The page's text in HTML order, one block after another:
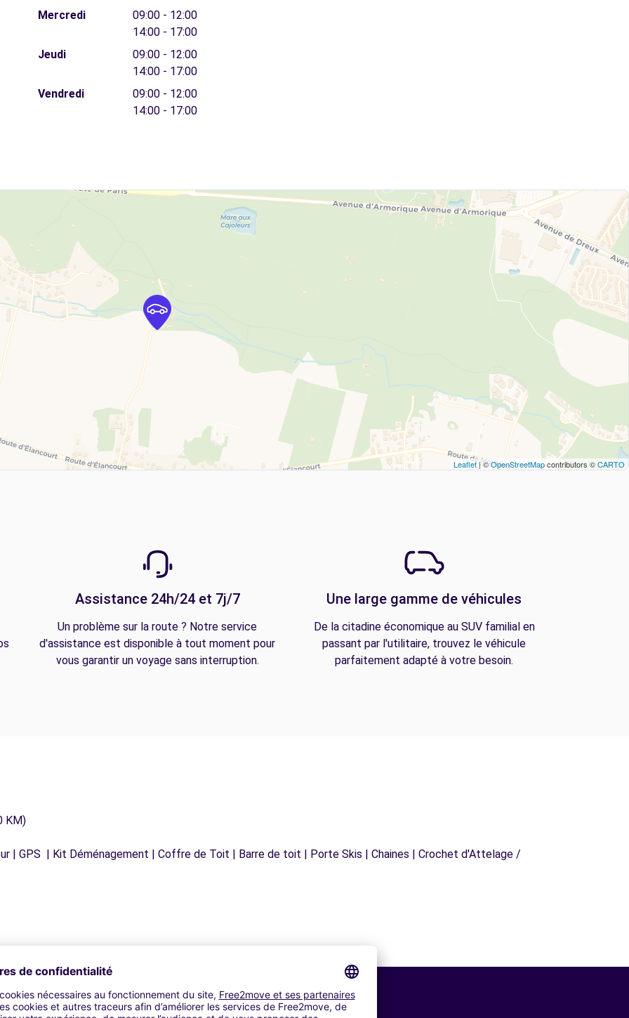
Mercredi
09:00 - 12:00
14:00 - 17:00
Jeudi
09:00 - 12:00
14:00 - 17:00
Vendredi
09:00 - 12:00
14:00 - 17:00
Leaflet| ©OpenStreetMapcontributors ©CARTO
Assistance 24h/24 et 7j/7
Un problème sur la route ? Notre service
d'assistance est disponible à tout moment pour
vous garantir un voyage sans interruption.
Une large gamme de véhicules
De la citadine économique au SUV familial en
passant par l'utilitaire, trouvez le véhicule
parfaitement adapté à votre besoin.
KM)
| GPS | Kit Déménagement | Coffre de Toit | Barre de toit | Porte Skis | Chaines | Crochet d'Attelage /